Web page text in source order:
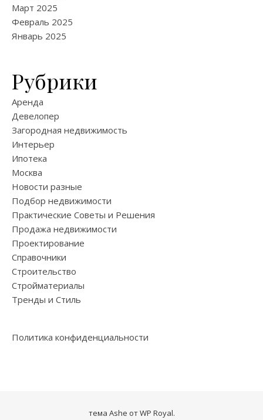
Март 2025
Февраль 2025
Январь 2025
Рубрики
Аренда
Девелопер
Загородная недвижимость
Интерьер
Ипотека
Москва
Новости разные
Подбор недвижимости
Практические Советы и Решения
Продажа недвижимости
Проектирование
Справочники
Строительство
Стройматериалы
Тренды и Стиль
Политика конфиденциальности
тема Ashe отWP Royal.